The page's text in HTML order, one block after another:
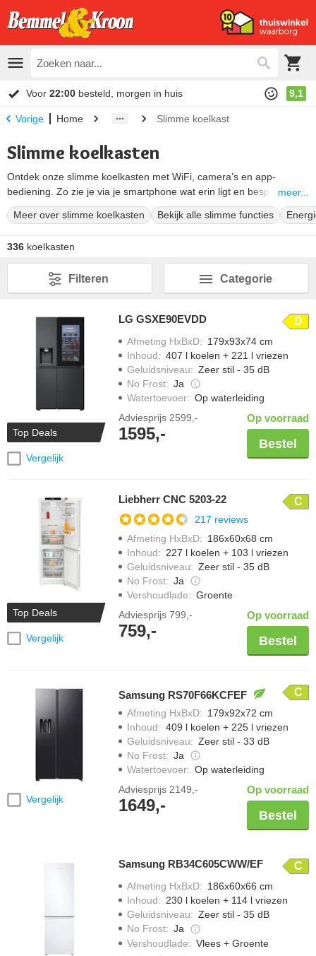
Voor 22:00 besteld, morgen in huis 9,1
Vorige Home Slimme koelkast
Slimme koelkasten
Ontdek onze slimme koelkasten met WiFi, camera’s en app-
bediening. Zo zie je via je smartphone wat erin ligt en bespaar je
energie met slimme functies.
meer...
Meer over slimme koelkasten Bekijk alle slimme functies
336 koelkasten
Categorie
Filteren
Top Deals
Vergelijk
LG GSXE90EVDD D
Afmeting HxBxD: 179x93x74 cm
Inhoud: 407 l koelen + 221 l vriezen
Geluidsniveau: Zeer stil - 35 dB
No Frost: Ja
Watertoevoer: Op waterleiding
Adviesprijs 2599,-
1595,-
Op voorraad
Bestel
Top Deals
Vergelijk
Liebherr CNC 5203-22 C
217 reviews
Afmeting HxBxD: 186x60x68 cm
Inhoud: 227 l koelen + 103 l vriezen
Geluidsniveau: Zeer stil - 35 dB
No Frost: Ja
Vershoudlade: Groente
Adviesprijs 799,-
759,-
Op voorraad
Bestel
Vergelijk
Samsung RS70F66KCFEF C
Afmeting HxBxD: 179x92x72 cm
Inhoud: 409 l koelen + 225 l vriezen
Geluidsniveau: Zeer stil - 33 dB
No Frost: Ja
Watertoevoer: Op waterleiding
Adviesprijs 2149,-
1649,-
Op voorraad
Bestel
Samsung RB34C605CWW/EF C
Afmeting HxBxD: 186x60x66 cm
Inhoud: 230 l koelen + 114 l vriezen
Geluidsniveau: Zeer stil - 35 dB
No Frost: Ja
Vershoudlade: Vlees + Groente